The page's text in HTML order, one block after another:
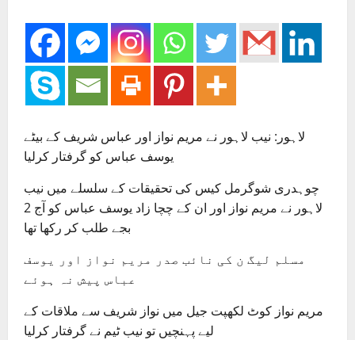
لاہور: نیب لاہور نے مریم نواز اور عباس شریف کے بیٹے
یوسف عباس کو گرفتار کرلیا
چوہدری شوگرمل کیس کی تحقیقات کے سلسلے میں نیب
لاہور نے مریم نواز اور ان کے چچا زاد یوسف عباس کو آج 2
بجے طلب کر رکھا تھا
مسلم لیگ ن کی نائب صدر مریم نواز اور یوسف
عباس پیش نہ ہوئے
مریم نواز کوٹ لکھپت جیل میں نواز شریف سے ملاقات کے
لیے پہنچیں تو نیب ٹیم نے گرفتار کرلیا